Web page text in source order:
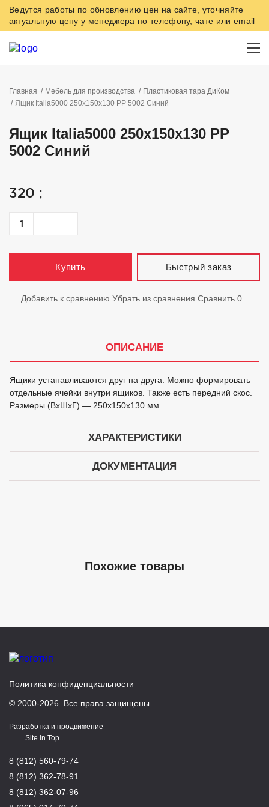
Ведутся работы по обновлению цен на сайте, уточняйте
актуальную цену у менеджера по телефону, чате или email
Главная Мебель для производства
Пластиковая тара ДиКом
Ящик Italia5000 250х150х130 РР 5002 Синий
Ящик Italia5000 250х150х130 РР
5002 Синий
320 ;
Купить Быстрый заказ
Добавить к сравнению Убрать из сравнения Сравнить 0
ОПИСАНИЕ
Ящики устанавливаются друг на друга. Можно формировать
отдельные ячейки внутри ящиков. Также есть передний скос.
Размеры (ВхШхГ) — 250х150х130 мм.
ХАРАКТЕРИСТИКИ
ДОКУМЕНТАЦИЯ
Похожие товары
8 (812) 560-79-74
8 (812) 362-78-91
8 (812) 362-07-96
Политика конфиденциальности
© 2000-2026. Все права защищены.
Разработка и продвижение
Site in Top